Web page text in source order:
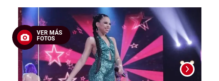
VER MÁS
FOTOS